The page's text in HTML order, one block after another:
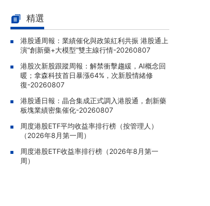
情-20260807
08-09 19:28 |港股次新股跟蹤周報：解禁衝擊趨
緩，AI概念回暖；拿森科技首日暴漲64%，次
新股情緒修復-20260807
08-07 22:06 |民富國際(08511.HK)：25/26年
年報股東應佔虧損835.1萬港元，虧損同比收窄
69.45%
08-07 22:04 | 商米科技-W(06810.HK)：基石投
資者XINWUTANG自願延長禁售期五個月至20
27年3月28日
08-07 21:55 | 華夏文化科技(01566.HK)：獨立
調查完成未發現欺詐挪用證據，報告獲採納，
股份繼續停牌
精選
港股通周報：業績催化與政策紅利共振 港股通上
演“創新藥+大模型”雙主線行情-20260807
港股次新股跟蹤周報：解禁衝擊趨緩，AI概念回
暖；拿森科技首日暴漲64%，次新股情緒修
復-20260807
港股通日報：晶合集成正式調入港股通，創新藥
板塊業績密集催化-20260807
周度港股ETF平均收益率排行榜（按管理人）
（2026年8月第一周）
周度港股ETF收益率排行榜（2026年8月第一
周）